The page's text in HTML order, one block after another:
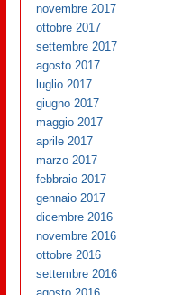
novembre 2017
ottobre 2017
settembre 2017
agosto 2017
luglio 2017
giugno 2017
maggio 2017
aprile 2017
marzo 2017
febbraio 2017
gennaio 2017
dicembre 2016
novembre 2016
ottobre 2016
settembre 2016